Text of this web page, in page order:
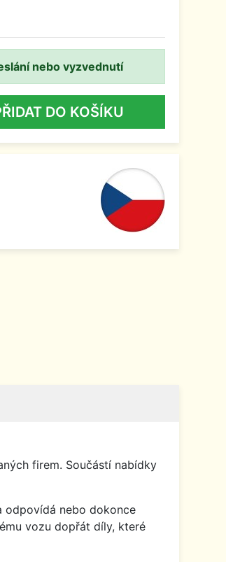
nebo vyzvednutí
DO KOŠÍKU
firem. Součástí nabídky
odpovídá nebo dokonce
vozu dopřát díly, které